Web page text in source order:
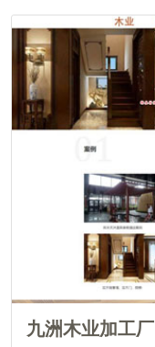
九洲木业加工厂